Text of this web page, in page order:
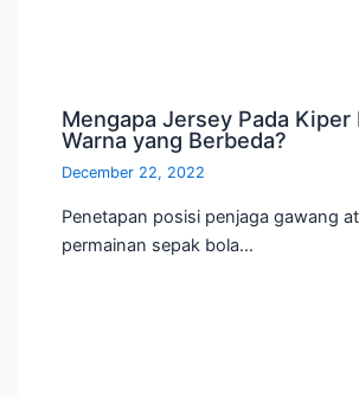
Mengapa Jersey Pada Kiper
Warna yang Berbeda?
December 22, 2022
Penetapan posisi penjaga gawang
permainan sepak bola…